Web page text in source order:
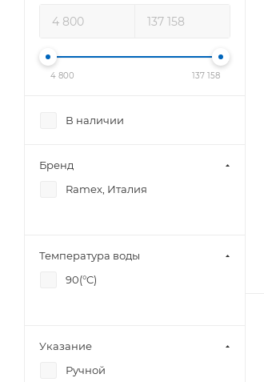
4 800 137 158
В наличии
Бренд
Ramex, Италия
Температура воды
90(°C)
Указание
Ручной